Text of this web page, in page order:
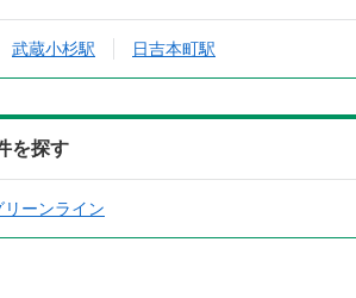
武蔵小杉駅 日吉本町駅
を探す
ーンライン